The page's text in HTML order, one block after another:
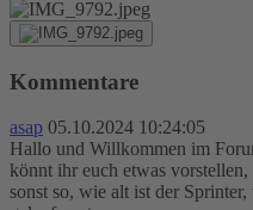
Kommentare
asap 05.10.2024 10:24:05
Hallo und Willkommen im
könnt ihr euch etwas
sonst so, wie alt ist der